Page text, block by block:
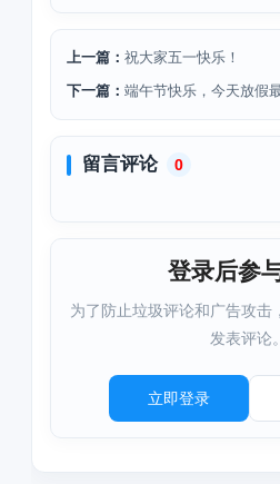
上一篇： 祝大家五一快乐！
下一篇：
留言评论 0
登录后参
为了防止垃圾评论和广告攻击
发表评论。
立即登录